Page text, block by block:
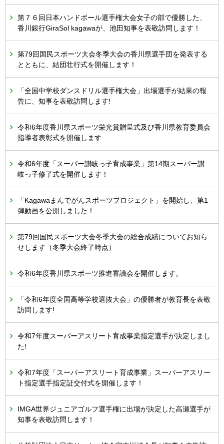
第７６回日本ハンドボール選手権大会女子の部で優勝した、
香川銀行GiraSol kagawaが、池田知事を表敬訪問します！
第79回国民スポーツ大会冬季大会の香川県選手団を発表する
とともに、結団壮行式を開催します！
「全国中学校ダンスドリル選手権大会」出場選手が結果の報
告に、知事を表敬訪問します!
令和6年度香川県スポーツ栄光賞贈呈式及び香川県教育委員会
指導者表彰式を開催します
令和6年度「スーパー讃岐っ子育成事業」第14期スーパー讃
岐っ子修了式を開催します！
「Kagawaまんでがんスポーツプロジェクト」を開始し、第1
弾動画を公開しました！
第79回国民スポーツ大会冬季大会の総合成績についてお知ら
せします（冬季大会終了時点）
令和6年度香川県スポーツ推進審議会を開催します。
「令和6年度全国高等学校選抜大会」の優勝者が教育長を表敬
訪問します!
令和7年度スーパーアスリート育成事業指定選手が決定しまし
た!
令和7年度「スーパーアスリート育成事業」スーパーアスリー
ト指定選手指定証交付式を開催します！
IMGA世界ジュニアゴルフ選手権に出場が決定した高瀬選手が
知事を表敬訪問します！